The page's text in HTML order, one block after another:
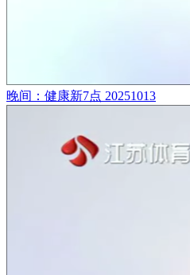
晚间：健康新7点 20251013